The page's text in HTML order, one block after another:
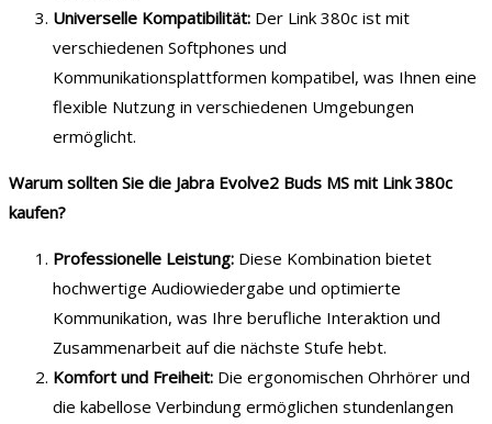
Universelle Kompatibilität: Der Link 380c ist mit
verschiedenen Softphones und
Kommunikationsplattformen kompatibel, was Ihnen eine
flexible Nutzung in verschiedenen Umgebungen
ermöglicht.
Warum sollten Sie die Jabra Evolve2 Buds MS mit Link 380c
kaufen?
Professionelle Leistung: Diese Kombination bietet
hochwertige Audiowiedergabe und optimierte
Kommunikation, was Ihre berufliche Interaktion und
Zusammenarbeit auf die nächste Stufe hebt.
Komfort und Freiheit: Die ergonomischen Ohrhörer und
die kabellose Verbindung ermöglichen stundenlangen